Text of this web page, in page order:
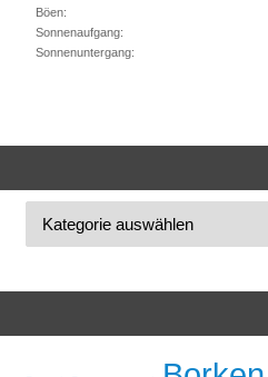
Böen:
Sonnenaufgang:
Sonnenuntergang: